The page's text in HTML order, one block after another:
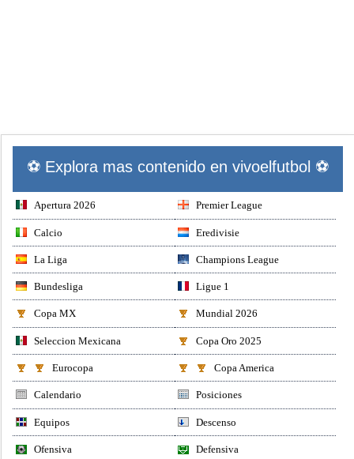
⚽ Explora mas contenido en vivoelfutbol ⚽
Apertura 2026 Premier League
Calcio Eredivisie
La Liga Champions League
Bundesliga Ligue 1
Copa MX Mundial 2026
Seleccion Mexicana Copa Oro 2025
Eurocopa Copa America
Calendario Posiciones
Equipos Descenso
Ofensiva Defensiva